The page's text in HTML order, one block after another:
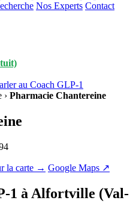
Nos Experts Contact
au Coach GLP-1
› Pharmacie Chantereine
la carte → Google Maps ↗
1 à Alfortville (Val-